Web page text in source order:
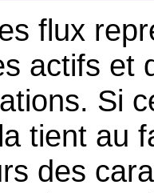
flux
actifs et
Si
tient au
des